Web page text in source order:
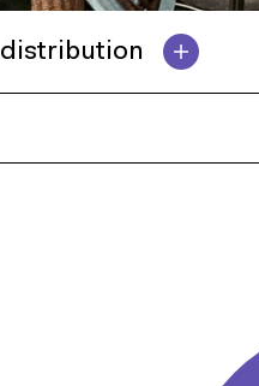
distribution